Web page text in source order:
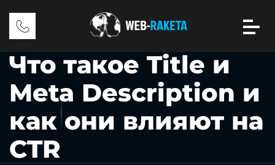
Что такое Title и
Meta Description и
как они влияют на
CTR